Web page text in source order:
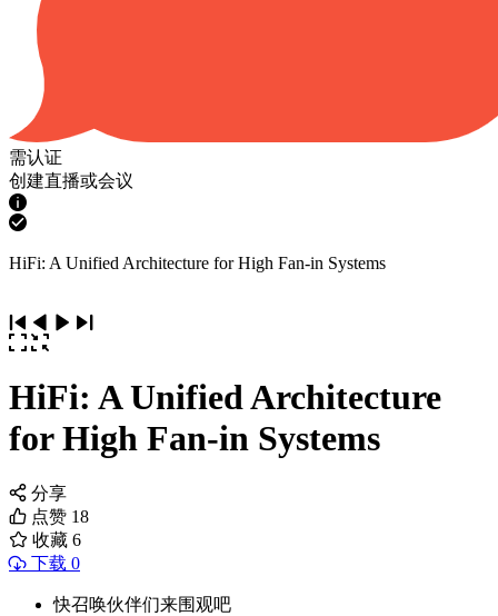
需认证
创建直播或会议
HiFi: A Unified Architecture for High Fan-in Systems
HiFi: A Unified Architecture
for High Fan-in Systems
分享
点赞 18
收藏 6
下载 0
快召唤伙伴们来围观吧